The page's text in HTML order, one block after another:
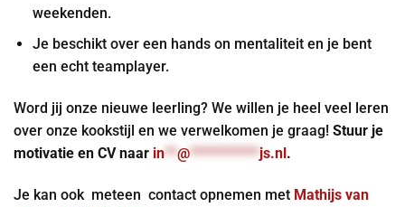
weekenden.
Je beschikt over een hands on mentaliteit en je bent
een echt teamplayer.
Word jij onze nieuwe leerling? We willen je heel veel leren
over onze kookstijl en we verwelkomen je graag! Stuur je
motivatie en CV naar in**@***********js.nl.
Je kan ook meteen contact opnemen met Mathijs van